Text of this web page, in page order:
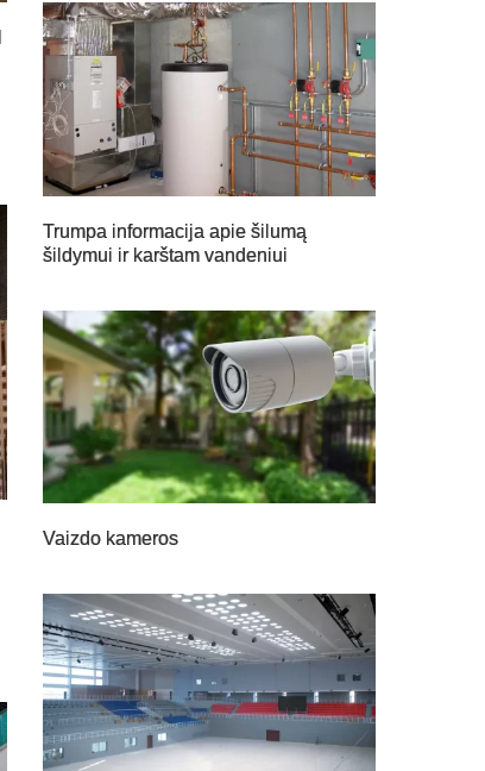
Trumpa informacija apie šilumą
šildymui ir karštam vandeniui
Vaizdo kameros